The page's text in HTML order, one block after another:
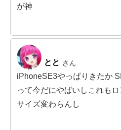
が神
とと さん
iPhoneSE3やっぱりきたか
って今だにやばいしこれも
サイズ変わらんし